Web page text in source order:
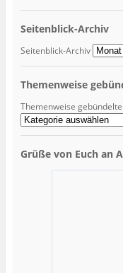
Seitenblick-Archiv
Seitenblick-Archiv
Themenweise
Themenweise
Grüße von Euch an